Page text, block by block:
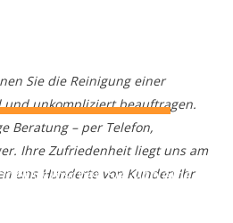
Sie die Reinigung einer
und unkompliziert beauftragen.
Beratung – per Telefon,
Ihre Zufriedenheit liegt uns am
uns Hunderte von Kunden Ihr
wünschen Sie sich eine